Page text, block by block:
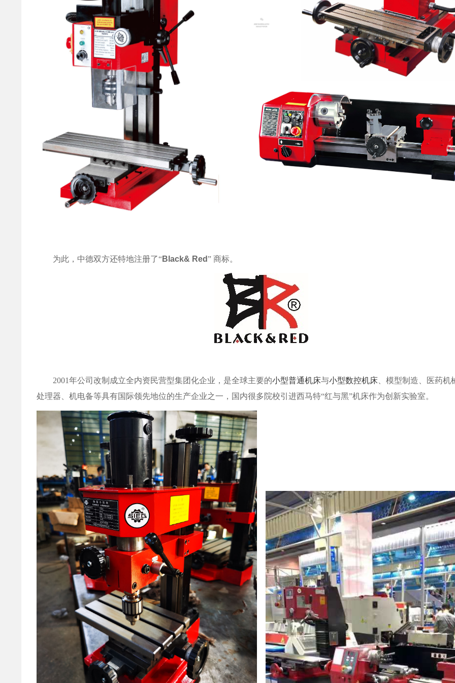
为此，中德双方还特地注册了“Black& Red” 商标。
2001年公司改制成立全内资民营型集团化企业，是全球主要的小型普通机床与小型数控机床 、模型制造、医药机
处理器、机电备等具有国际领先地位的生产企业之一，国内很多院校引进西马特“红与黑”机床作为创新实验室。